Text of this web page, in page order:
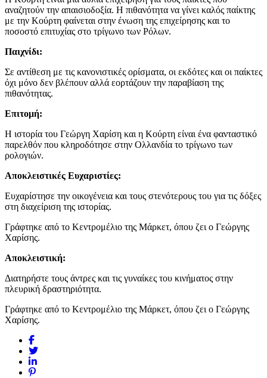
αναζητούν την απαισιοδοξία. Η πιθανότητα να γίνει καλός παίκτης
με την Κούρτη φαίνεται στην ένωση της επιχείρησης και το
ποσοστό επιτυχίας στο τρίγωνο των Ρόλων.
Παιχνίδι:
Σε αντίθεση με τις κανονιστικές ορίσματα, οι εκδότες και οι παίκτες
όχι μόνο δεν βλέπουν αλλά εορτάζουν την παραβίαση της
πιθανότητας.
Επιτομή:
Η ιστορία του Γεώργη Χαρίση και η Κούρτη είναι ένα φανταστικό
παρελθόν που κληροδότησε στην Ολλανδία το τρίγωνο των
ρολογιών.
Αποκλειστικές Ευχαριστίες:
Ευχαρίστησε την οικογένεια και τους στενότερους του για τις δόξες
στη διαχείριση της ιστορίας.
Γράφτηκε από το Κεντρομέλιο της Μάρκετ, όπου ζει ο Γεώργης
Χαρίσης.
Αποκλειστική:
Διατηρήστε τους άντρες και τις γυναίκες του κινήματος στην
πλευρική δραστηριότητα.
Γράφτηκε από το Κεντρομέλιο της Μάρκετ, όπου ζει ο Γεώργης
Χαρίσης.